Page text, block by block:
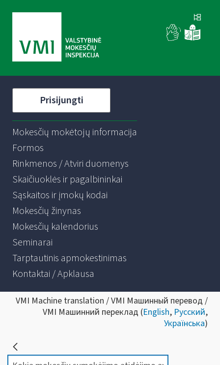
Prisijungti
Mokesčių mokėtojų informacija
Formos
Rinkmenos / Atviri duomenys
Skaičiuoklės ir pagalbininkai
Sąskaitos ir įmokų kodai
Mokesčių žinynas
Mokesčių kalendorius
Seminarai
Tarptautinis apmokestinimas
Kontaktai / Apklausa
VMI Machine translation / VMI Машинный перевод /
VMI Машинний переклад (English, Русский,
Українська)